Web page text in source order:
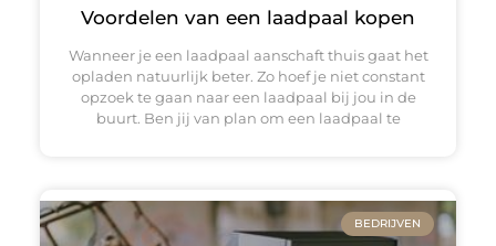
Voordelen van een laadpaal kopen
Wanneer je een laadpaal aanschaft thuis gaat het
opladen natuurlijk beter. Zo hoef je niet constant
opzoek te gaan naar een laadpaal bij jou in de
buurt. Ben jij van plan om een laadpaal te
BEDRIJVEN